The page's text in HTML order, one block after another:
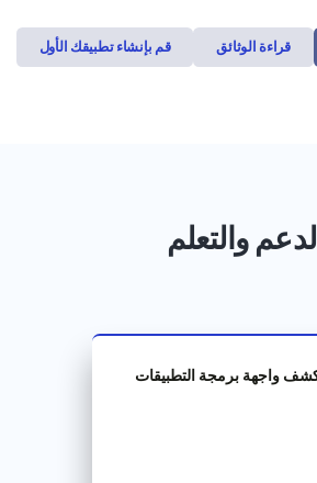
قراءة الوثائق قم بإنشاء تطبيقك الأول
والتعلم
واجهة برمجة التطبيقات